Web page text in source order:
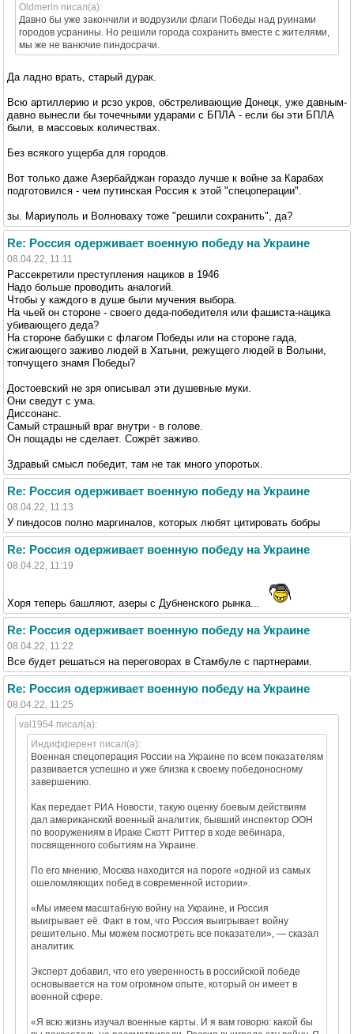
Oldmerin писал(а):
Давно бы уже закончили и водрузили флаги Победы над руинами
городов усранины. Но решили города сохранить вместе с жителями,
мы же не ванючие пиндосрачи.
Да ладно врать, старый дурак.
Всю артиллерию и рсзо укров, обстреливающие Донецк, уже давным-
давно вынесли бы точечными ударами с БПЛА - если бы эти БПЛА
были, в массовых количествах.
Без всякого ущерба для городов.
Вот только даже Азербайджан гораздо лучше к войне за Карабах
подготовился - чем путинская Россия к этой "спецоперации".
зы. Мариуполь и Волноваху тоже "решили сохранить", да?
Re: Россия одерживает военную победу на Украине
08.04.22, 11:11
Рассекретили преступления нациков в 1946
Надо больше проводить аналогий.
Чтобы у каждого в душе были мучения выбора.
На чьей он стороне - своего деда-победителя или фашиста-нацика
убивающего деда?
На стороне бабушки с флагом Победы или на стороне гада,
сжигающего заживо людей в Хатыни, режущего людей в Волыни,
топчущего знамя Победы?
Достоевский не зря описывал эти душевные муки.
Они сведут с ума.
Диссонанс.
Самый страшный враг внутри - в голове.
Он пощады не сделает. Сожрёт заживо.
Здравый смысл победит, там не так много упоротых.
Re: Россия одерживает военную победу на Украине
08.04.22, 11:13
У пиндосов полно маргиналов, которых любят цитировать бобры
Re: Россия одерживает военную победу на Украине
08.04.22, 11:19
Хоря теперь башляют, азеры с Дубненского рынка...
Re: Россия одерживает военную победу на Украине
08.04.22, 11:22
Все будет решаться на переговорах в Стамбуле с партнерами.
Re: Россия одерживает военную победу на Украине
08.04.22, 11:25
val1954 писал(а):
Индифферент писал(а):
Военная спецоперация России на Украине по всем показателям
развивается успешно и уже близка к своему победоносному
завершению.
Как передает РИА Новости, такую оценку боевым действиям
дал американский военный аналитик, бывший инспектор ООН
по вооружениям в Ираке Скотт Риттер в ходе вебинара,
посвященного событиям на Украине.
По его мнению, Москва находится на пороге «одной из самых
ошеломляющих побед в современной истории».
«Мы имеем масштабную войну на Украине, и Россия
выигрывает её. Факт в том, что Россия выигрывает войну
решительно. Мы можем посмотреть все показатели», — сказал
аналитик.
Эксперт добавил, что его уверенность в российской победе
основывается на том огромном опыте, который он имеет в
военной сфере.
«Я всю жизнь изучал военные карты. И я вам говорю: какой бы